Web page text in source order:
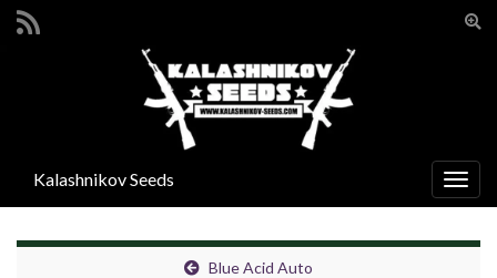
Search for:
Kalashnikov Seeds
Blue Acid Auto